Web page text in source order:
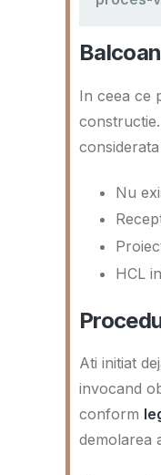
In ceea ce
Nu
HCL
Ati initiat
invocand
conform
demolarea